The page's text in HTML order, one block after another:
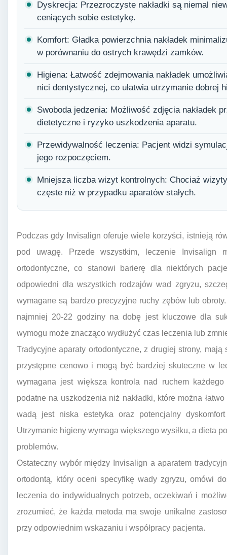
Dyskrecja: Przezroczyste nakładki są niemal
ceniących sobie estetykę.
Komfort: Gładka powierzchnia nakładek
w porównaniu do ostrych krawędzi zamków.
Higiena: Łatwość zdejmowania nakładek
nici dentystycznej, co ułatwia utrzymanie dobrej
Swoboda jedzenia: Możliwość zdjęcia nakładek
dietetyczne i ryzyko uszkodzenia aparatu.
Przewidywalność leczenia: Pacjent widzi
jego rozpoczęciem.
Mniejsza liczba wizyt kontrolnych: Chociaż
częste niż w przypadku aparatów stałych.
Podczas gdy Invisalign oferuje wiele korzyści, istnieją
pod uwagę. Przede wszystkim, leczenie Invisalign
ortodontyczne, co stanowi barierę dla niektórych
odpowiedni dla wszystkich rodzajów wad zgryzu,
wymagane są bardzo precyzyjne ruchy zębów lub
najmniej 20-22 godziny na dobę jest kluczowe dla
wymogu może znacząco wydłużyć czas leczenia lub
Tradycyjne aparaty ortodontyczne, z drugiej strony,
przystępne cenowo i mogą być bardziej skuteczne w
wymagana jest większa kontrola nad ruchem
podatne na uszkodzenia niż nakładki, które można
wadą jest niska estetyka oraz potencjalny
Utrzymanie higieny wymaga większego wysiłku, a dieta
problemów.
Ostateczny wybór między Invisalign a aparatem
ortodontą, który oceni specyfikę wady zgryzu, omówi
leczenia do indywidualnych potrzeb, oczekiwań i
zrozumieć, że każda metoda ma swoje unikalne
przy odpowiednim wskazaniu i współpracy pacjenta.